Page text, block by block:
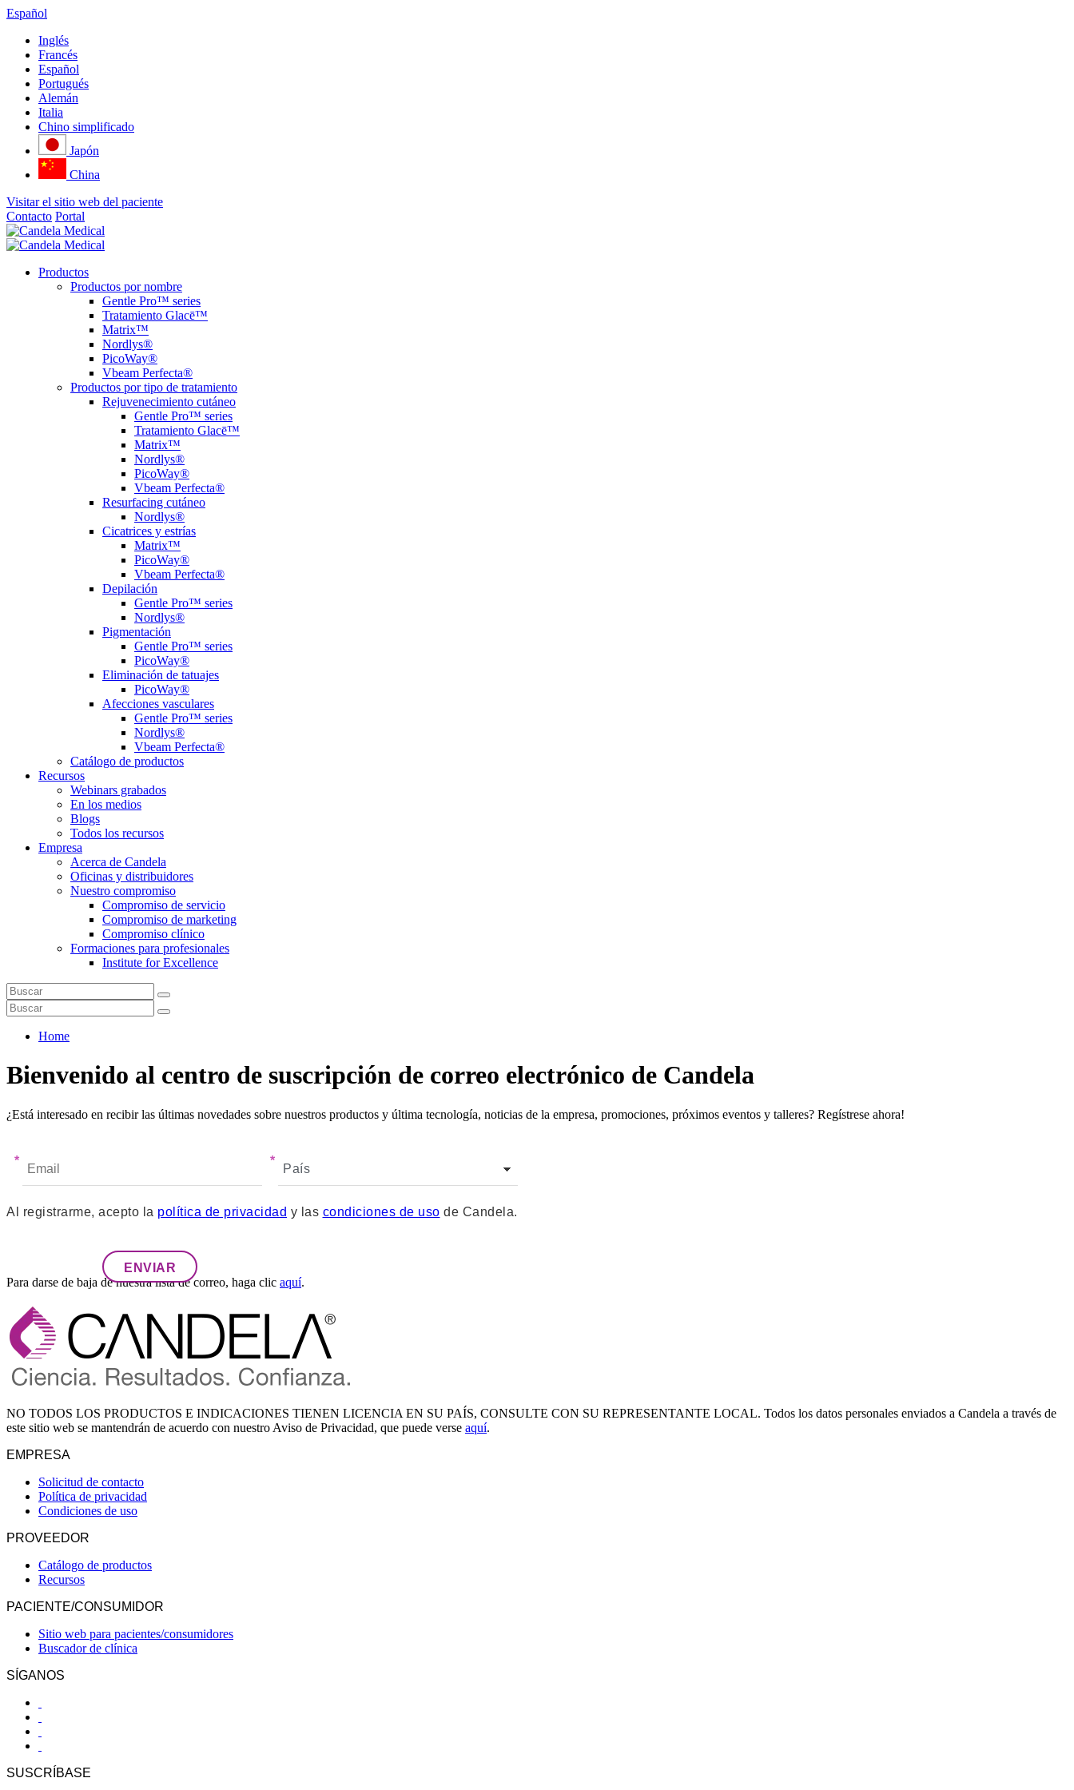
Español
Inglés
Francés
Español
Portugués
Alemán
Italia
Chino simplificado
Japón
China
Visitar el sitio web del paciente
Contacto Portal
Productos
Productos por nombre
Gentle Pro™ series
Tratamiento Glacē™
Matrix™
Nordlys®
PicoWay®
Vbeam Perfecta®
Productos por tipo de tratamiento
Rejuvenecimiento cutáneo
Gentle Pro™ series
Tratamiento Glacē™
Matrix™
Nordlys®
PicoWay®
Vbeam Perfecta®
Resurfacing cutáneo
Nordlys®
Cicatrices y estrías
Matrix™
PicoWay®
Vbeam Perfecta®
Depilación
Gentle Pro™ series
Nordlys®
Pigmentación
Gentle Pro™ series
PicoWay®
Eliminación de tatuajes
PicoWay®
Afecciones vasculares
Gentle Pro™ series
Nordlys®
Vbeam Perfecta®
Catálogo de productos
Recursos
Webinars grabados
En los medios
Blogs
Todos los recursos
Empresa
Acerca de Candela
Oficinas y distribuidores
Nuestro compromiso
Compromiso de servicio
Compromiso de marketing
Compromiso clínico
Formaciones para profesionales
Institute for Excellence
Home
Bienvenido al centro de suscripción de correo electrónico de Candela
¿Está interesado en recibir las últimas novedades sobre nuestros productos y última tecnología, noticias de la empresa, promociones, próximos eventos y talleres? Regístrese ahora!
* *
Al registrarme, acepto la política de privacidad y las condiciones de uso de Candela.
ENVIAR
Para darse de baja de nuestra lista de correo, haga clic aquí.
NO TODOS LOS PRODUCTOS E INDICACIONES TIENEN LICENCIA EN SU PAÍS, CONSULTE CON SU REPRESENTANTE LOCAL. Todos los datos personales enviados a Candela a través de
este sitio web se mantendrán de acuerdo con nuestro Aviso de Privacidad, que puede verse aquí.
EMPRESA
Solicitud de contacto
Política de privacidad
Condiciones de uso
PROVEEDOR
Catálogo de productos
Recursos
PACIENTE/CONSUMIDOR
Sitio web para pacientes/consumidores
Buscador de clínica
SÍGANOS
SUSCRÍBASE